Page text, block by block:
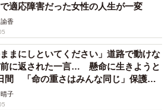
で適応障害だった女性の人生が一変
香
ままにしといてください」道路で動けな
に返された一言… 懸命に生きようと
間 「命の重さはみんな同じ」保護団
訴え
子